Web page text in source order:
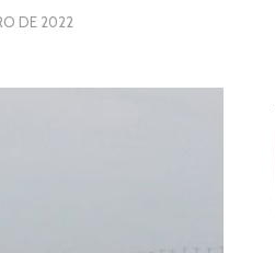
DE 2022